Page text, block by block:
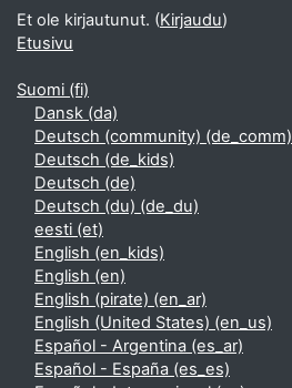
Et ole kirjautunut. (Kirjaudu)
Etusivu
Suomi ‎(fi)‎
Dansk ‎(da)‎
Deutsch (community) ‎(de_comm)‎
Deutsch ‎(de_kids)‎
Deutsch ‎(de)‎
Deutsch (du) ‎(de_du)‎
eesti ‎(et)‎
English ‎(en_kids)‎
English ‎(en)‎
English (pirate) ‎(en_ar)‎
English (United States) ‎(en_us)‎
Español - Argentina ‎(es_ar)‎
Español - España ‎(es_es)‎